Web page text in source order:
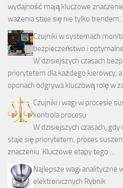
wydajność mają kluczowe
ważenia staje się nie tylko trendem,
Czujniki w systemach
bezpieczeństwo i
W dzisiejszych czasach
priorytetem dla każdego kierowcy,
oponach odgrywa kluczową rolę w
Czujniki i wagi w procesie
kontrola procesu
W dzisiejszych czasach,
staje się priorytetem, proces
znaczeniu. Kluczowe etapy tego …
Najlepsze wagi analityczne
elektronicznych Rybnik